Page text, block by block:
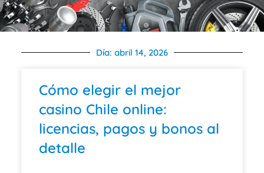
Día: abril 14, 2026
Cómo elegir el mejor
casino Chile online:
licencias, pagos y bonos al
detalle